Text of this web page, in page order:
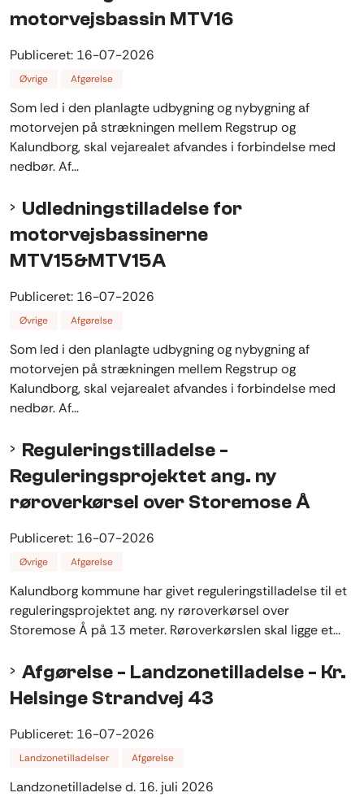
motorvejsbassin MTV16
Publiceret: 16-07-2026
Øvrige Afgørelse
Som led i den planlagte udbygning og nybygning af
motorvejen på strækningen mellem Regstrup og
Kalundborg, skal vejarealet afvandes i forbindelse med
nedbør. Af...
Udledningstilladelse for
motorvejsbassinerne
MTV15&MTV15A
Publiceret: 16-07-2026
Øvrige Afgørelse
Som led i den planlagte udbygning og nybygning af
motorvejen på strækningen mellem Regstrup og
Kalundborg, skal vejarealet afvandes i forbindelse med
nedbør. Af...
Reguleringstilladelse -
Reguleringsprojektet ang. ny
røroverkørsel over Storemose Å
Publiceret: 16-07-2026
Øvrige Afgørelse
Kalundborg kommune har givet reguleringstilladelse til et
reguleringsprojektet ang. ny røroverkørsel over
Storemose Å på 13 meter. Røroverkørslen skal ligge et...
Afgørelse - Landzonetilladelse - Kr.
Helsinge Strandvej 43
Publiceret: 16-07-2026
Landzonetilladelser Afgørelse
Landzonetilladelse d. 16. juli 2026